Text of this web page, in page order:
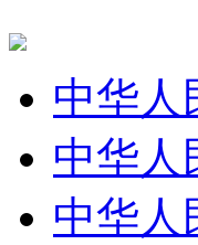
中华人
中华人
中华人